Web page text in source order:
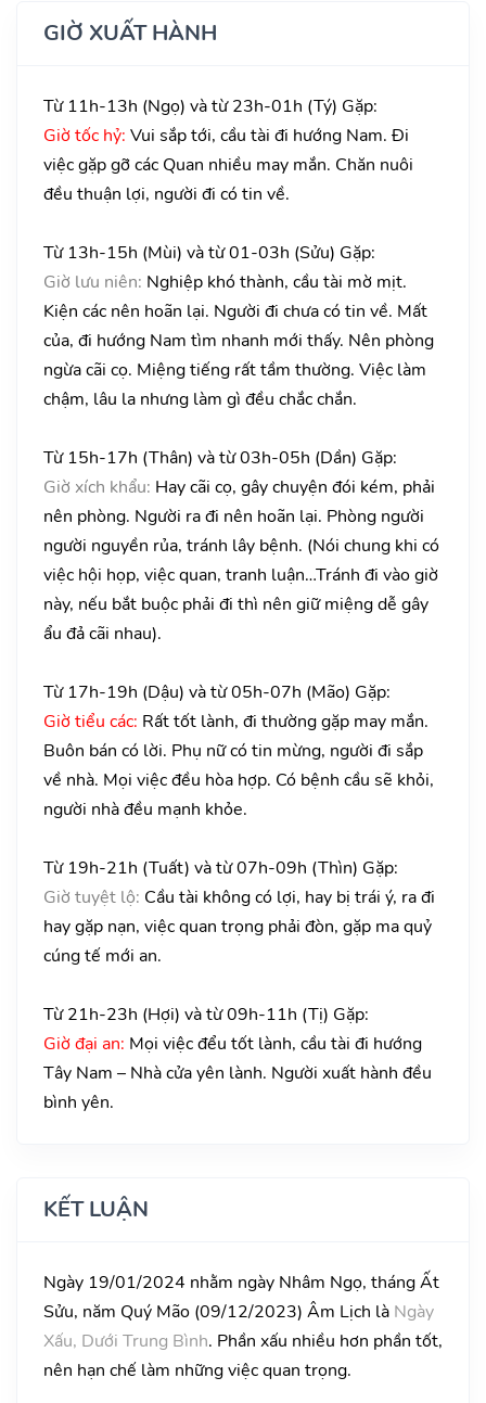
GIỜ XUẤT HÀNH
Từ 11h-13h (Ngọ) và từ 23h-01h (Tý) Gặp:
Giờ tốc hỷ: Vui sắp tới, cầu tài đi hướng Nam. Đi
việc gặp gỡ các Quan nhiều may mắn. Chăn nuôi
đều thuận lợi, người đi có tin về.
Từ 13h-15h (Mùi) và từ 01-03h (Sửu) Gặp:
Giờ lưu niên: Nghiệp khó thành, cầu tài mờ mịt.
Kiện các nên hoãn lại. Người đi chưa có tin về. Mất
của, đi hướng Nam tìm nhanh mới thấy. Nên phòng
ngừa cãi cọ. Miệng tiếng rất tầm thường. Việc làm
chậm, lâu la nhưng làm gì đều chắc chắn.
Từ 15h-17h (Thân) và từ 03h-05h (Dần) Gặp:
Giờ xích khẩu: Hay cãi cọ, gây chuyện đói kém, phải
nên phòng. Người ra đi nên hoãn lại. Phòng người
người nguyền rủa, tránh lây bệnh. (Nói chung khi có
việc hội họp, việc quan, tranh luận…Tránh đi vào giờ
này, nếu bắt buộc phải đi thì nên giữ miệng dễ gây
ẩu đả cãi nhau).
Từ 17h-19h (Dậu) và từ 05h-07h (Mão) Gặp:
Giờ tiểu các: Rất tốt lành, đi thường gặp may mắn.
Buôn bán có lời. Phụ nữ có tin mừng, người đi sắp
về nhà. Mọi việc đều hòa hợp. Có bệnh cầu sẽ khỏi,
người nhà đều mạnh khỏe.
Từ 19h-21h (Tuất) và từ 07h-09h (Thìn) Gặp:
Giờ tuyệt lộ: Cầu tài không có lợi, hay bị trái ý, ra đi
hay gặp nạn, việc quan trọng phải đòn, gặp ma quỷ
cúng tế mới an.
Từ 21h-23h (Hợi) và từ 09h-11h (Tị) Gặp:
Giờ đại an: Mọi việc đểu tốt lành, cầu tài đi hướng
Tây Nam – Nhà cửa yên lành. Người xuất hành đều
bình yên.
KẾT LUẬN
Ngày 19/01/2024 nhằm ngày Nhâm Ngọ, tháng Ất
Sửu, năm Quý Mão (09/12/2023) Âm Lịch là Ngày
Xấu, Dưới Trung Bình. Phần xấu nhiều hơn phần tốt,
nên hạn chế làm những việc quan trọng.